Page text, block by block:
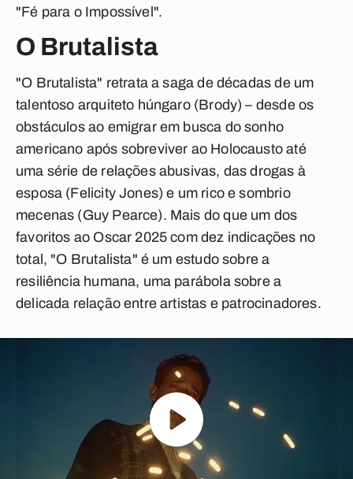
"Fé para o Impossível".
O Brutalista
"O Brutalista" retrata a saga de décadas de um
talentoso arquiteto húngaro (Brody) – desde os
obstáculos ao emigrar em busca do sonho
americano após sobreviver ao Holocausto até
uma série de relações abusivas, das drogas à
esposa (Felicity Jones) e um rico e sombrio
mecenas (Guy Pearce). Mais do que um dos
favoritos ao Oscar 2025 com dez indicações no
total, "O Brutalista" é um estudo sobre a
resiliência humana, uma parábola sobre a
delicada relação entre artistas e patrocinadores.